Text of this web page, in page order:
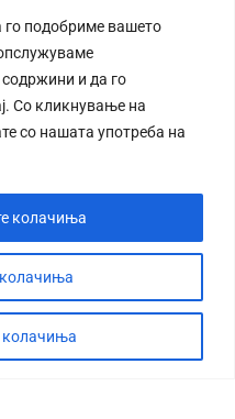
подобриме вашето
и да го
Со кликнување на
со нашата употреба на
колачиња